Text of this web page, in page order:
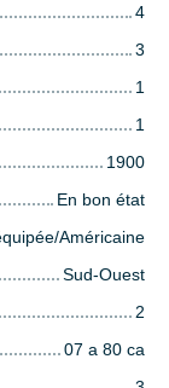
4
3
1
1
1900
En bon état
Américaine
Sud-Ouest
2
07 a 80 ca